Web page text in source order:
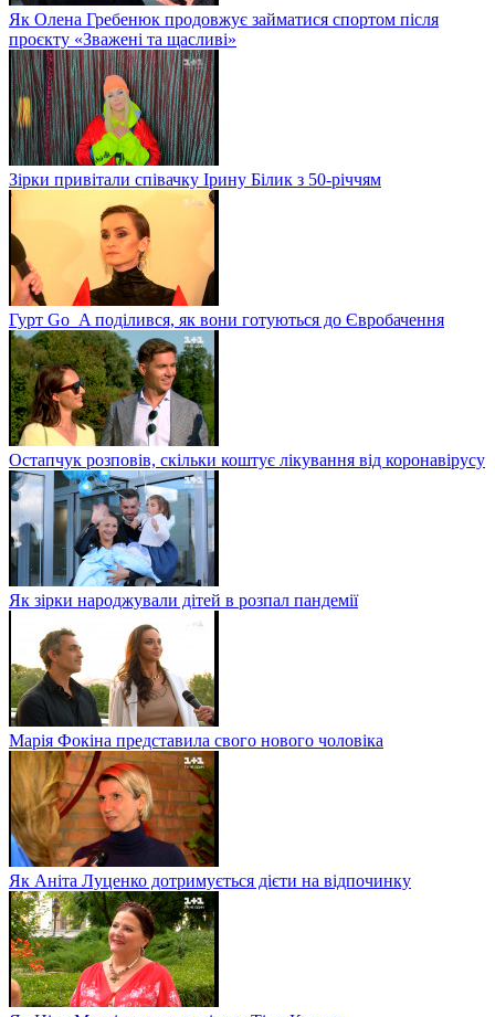
Як Олена Гребенюк продовжує займатися спортом після
проєкту «Зважені та щасливі»
Зірки привітали співачку Ірину Білик з 50-річчям
Гурт Go_A поділився, як вони готуються до Євробачення
Остапчук розповів, скільки коштує лікування від коронавірусу
Як зірки народжували дітей в розпал пандемії
Марія Фокіна представила свого нового чоловіка
Як Аніта Луценко дотримується дієти на відпочинку